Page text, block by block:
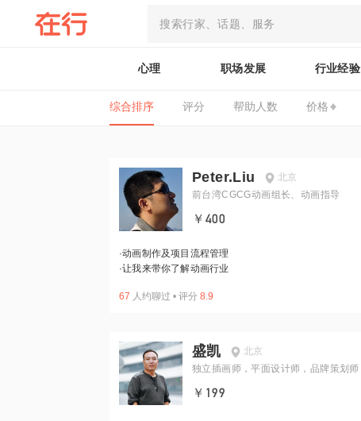
心理 职场发展 行业经验
综合排序 评分 帮助人数 价格
Peter.Liu
北京
前台湾CGCG动画组长、动画指导
￥400
·动画制作及项目流程管理
·让我来带你了解动画行业
67 人约聊过 • 评分 8.9
盛凯
北京
独立插画师，平面设计师，品牌策划师
￥199